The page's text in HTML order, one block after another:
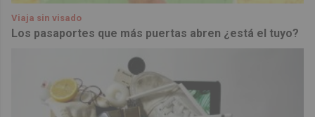
Viaja sin visado
Los pasaportes que más puertas abren ¿está el tuyo?